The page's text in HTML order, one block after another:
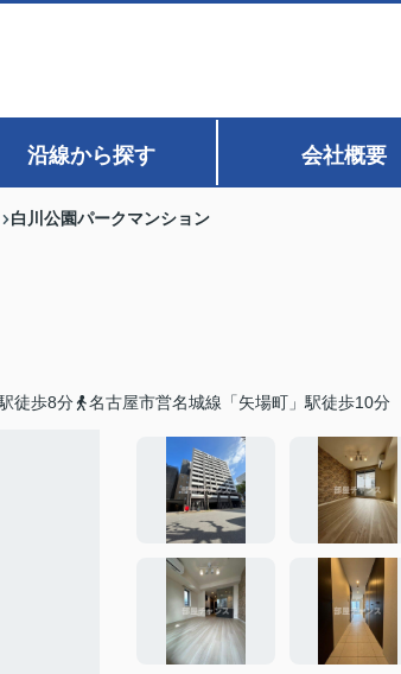
沿線から探す 会社概要
白川公園パークマンション
徒歩8分 名古屋市営名城線「矢場町」駅徒歩10分